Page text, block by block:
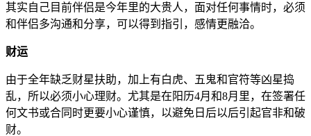
其实自己目前伴侣是今年里的大贵人，面对任何事情时，必须
和伴侣多沟通和分享，可以得到指引，感情更融洽。
财运
由于全年缺乏财星扶助，加上有白虎、五鬼和官符等凶星捣
乱，所以必须小心理财。尤其是在阳历4月和8月里，在签署任
何文书或合同时更要小心谨慎，以避免日后以后引起官非和破
财。